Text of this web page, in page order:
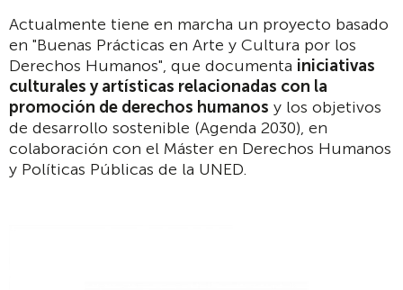
Actualmente tiene en marcha un proyecto basado
en "Buenas Prácticas en Arte y Cultura por los
Derechos Humanos", que documenta iniciativas
culturales y artísticas relacionadas con la
promoción de derechos humanos y los objetivos
de desarrollo sostenible (Agenda 2030), en
colaboración con el Máster en Derechos Humanos
y Políticas Públicas de la UNED.